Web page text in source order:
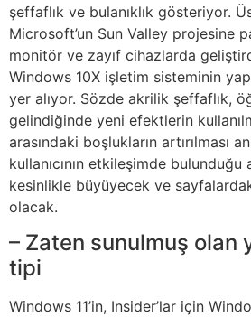
şeffaflık ve bulanıklık gösteriyor.
Microsoft’un Sun Valley projesine
monitör ve zayıf cihazlarda
Windows 10X işletim sisteminin
yer alıyor. Sözde akrilik şeffaflık,
gelindiğinde yeni efektlerin
arasındaki boşlukların artırılması
kullanıcının etkileşimde bulunduğu
kesinlikle büyüyecek ve
olacak.
– Zaten sunulmuş olan
tipi
Windows 11’in, Insider’lar için